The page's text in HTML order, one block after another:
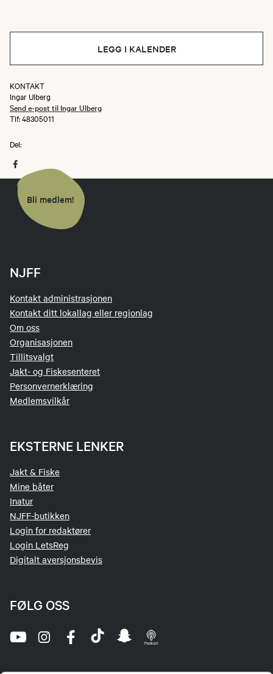
LEGG I KALENDER
KONTAKT
Ingar Ulberg
Send e-post til Ingar Ulberg
Tlf: 48305011
Del:
Bli medlem!
NJFF
Kontakt administrasjonen
Kontakt ditt lokallag eller regionlag
Om oss
Organisasjonen
Tillitsvalgt
Jakt- og Fiskesenteret
Personvernerklæring
Medlemsvilkår
EKSTERNE LENKER
Jakt & Fiske
Mine båter
Inatur
NJFF-butikken
Login for redaktører
Login LetsReg
Digitalt aversjonsbevis
FØLG OSS